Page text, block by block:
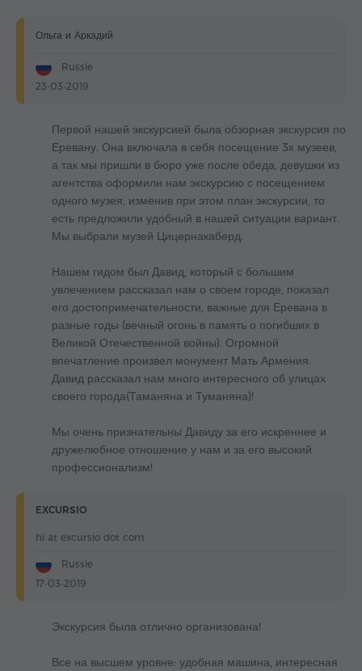
Ольга и Аркадий
Russie
23-03-2019
Первой нашей экскурсией была обзорная экскурсия по
Еревану. Она включала в себя посещение 3х музеев,
а так мы пришли в бюро уже после обеда, девушки из
агентства оформили нам экскурсию с посещением
одного музея, изменив при этом план экскурсии, то
есть предложили удобный в нашей ситуации вариант.
Мы выбрали музей Цицернакаберд.
Нашем гидом был Давид, который с большим
увлечением рассказал нам о своем городе, показал
его достопримечательности, важные для Еревана в
разные годы (вечный огонь в память о погибших в
Великой Отечественной войны). Огромной
впечатление произвел монумент Мать Армения.
Давид рассказал нам много интересного об улицах
своего города(Таманяна и Туманяна)!
Мы очень признательны Давиду за его искреннее и
дружелюбное отношение у нам и за его высокий
профессионализм!
EXCURSIO
hi at excursio dot com
Russie
17-03-2019
Экскурсия была отлично организована!
Все на высшем уровне: удобная машина, интересная